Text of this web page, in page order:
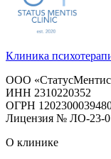
Клиника
ООО
ИНН 2310220352
ОГРН
Лицензия № ЛО-23-
О клинике